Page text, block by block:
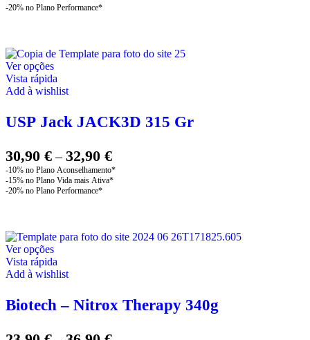
Ver opçõesThis
product
has
variants.
The
may
be
chosen
on
Vista rápida
Add à wishlist
USP Jack JACK3D 315 Gr
30,90 € – 32,90 €Price
range:
Ver opçõesThis
product
has
variants.
The
may
Vista rápida
Add à wishlist
Biotech – Nitrox Therapy 340g